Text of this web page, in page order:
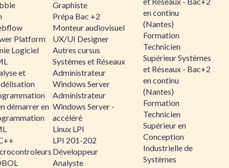
Platform
Logiciel
et
démarrer en
Graphiste
Prépa Bac +2
Monteur audiovisuel
UX/UI Designer
Autres cursus
Systèmes et Réseaux
Administrateur
Windows Server
Administrateur
Windows Server -
accéléré
Linux LPI
LPI 201-202
Développeur
Analyste
en continu
(Nantes)
Formation
Technicien
Supérieur Systèmes
et Réseaux - Bac+2
en continu
(Nantes)
Formation
Technicien
Supérieur en
Conception
Industrielle de
Systèmes